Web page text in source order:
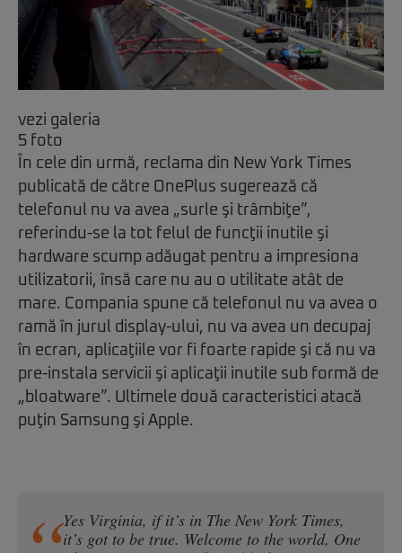
vezi galeria
5 foto
În cele din urmă, reclama din New York Times
publicată de către OnePlus sugerează că
telefonul nu va avea „surle şi trâmbiţe”,
referindu-se la tot felul de funcţii inutile şi
hardware scump adăugat pentru a impresiona
utilizatorii, însă care nu au o utilitate atât de
mare. Compania spune că telefonul nu va avea o
ramă în jurul display-ului, nu va avea un decupaj
în ecran, aplicaţiile vor fi foarte rapide şi că nu va
pre-instala servicii şi aplicaţii inutile sub formă de
„bloatware”. Ultimele două caracteristici atacă
puţin Samsung şi Apple.
Yes Virginia, if it’s in The New York Times,
it’s got to be true. Welcome to the world, One